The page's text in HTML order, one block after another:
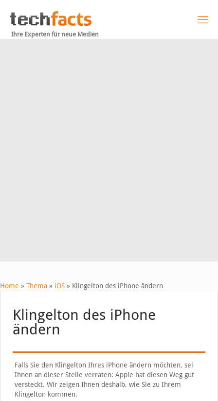
Ihre Experten für neue Medien
Home » Thema » iOS » Klingelton des iPhone ändern
Klingelton des iPhone
ändern
Falls Sie den Klingelton Ihres iPhone ändern möchten, sei
Ihnen an dieser Stelle verraten: Apple hat diesen Weg gut
versteckt. Wir zeigen Ihnen deshalb, wie Sie zu Ihrem
Klingelton kommen.